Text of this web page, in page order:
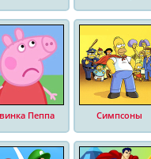
Пеппа Симпсоны